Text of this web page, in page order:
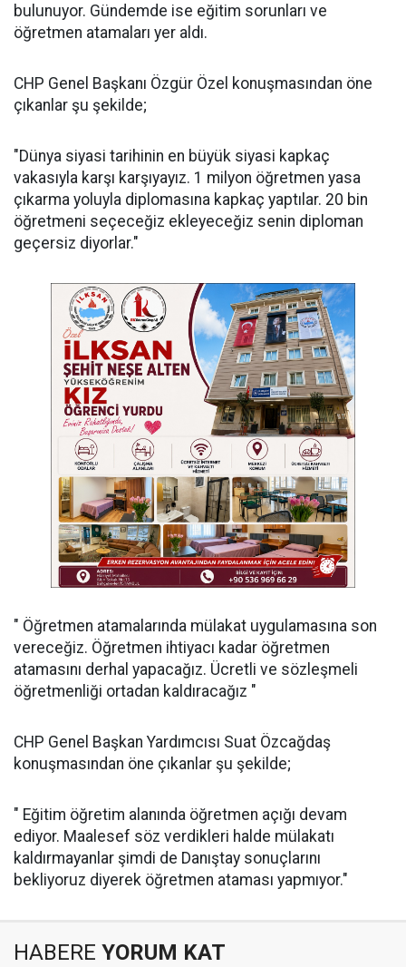
bulunuyor. Gündemde ise eğitim sorunları ve
öğretmen atamaları yer aldı.
CHP Genel Başkanı Özgür Özel konuşmasından öne
çıkanlar şu şekilde;
"Dünya siyasi tarihinin en büyük siyasi kapkaç
vakasıyla karşı karşıyayız. 1 milyon öğretmen yasa
çıkarma yoluyla diplomasına kapkaç yaptılar. 20 bin
öğretmeni seçeceğiz ekleyeceğiz senin diploman
geçersiz diyorlar."
" Öğretmen atamalarında mülakat uygulamasına son
vereceğiz. Öğretmen ihtiyacı kadar öğretmen
atamasını derhal yapacağız. Ücretli ve sözleşmeli
öğretmenliği ortadan kaldıracağız "
CHP Genel Başkan Yardımcısı Suat Özcağdaş
konuşmasından öne çıkanlar şu şekilde;
" Eğitim öğretim alanında öğretmen açığı devam
ediyor. Maalesef söz verdikleri halde mülakatı
kaldırmayanlar şimdi de Danıştay sonuçlarını
bekliyoruz diyerek öğretmen ataması yapmıyor."
HABERE YORUM KAT